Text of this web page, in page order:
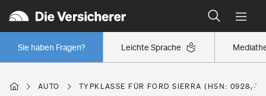
Leichte Sprache
Sie haben Fragen?
Wer versichert was: Jetzt Versicherer finden
Regionalklassen: So ist Ihre Region eingestuft
Wer versichert was: Jetzt Versicherer finden
AUTO TYPKLASSE FÜR FORD SIERRA (HSN: 0928,